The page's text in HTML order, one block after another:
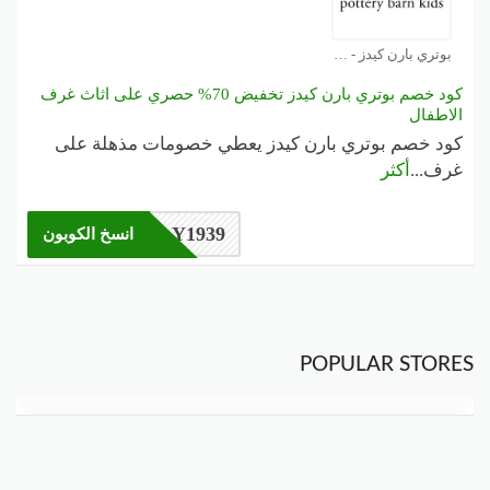
كود خصم بوتري بارن كيدز تخفيض 70% حصري على اثاث غرف
الاطفال
كود خصم بوتري بارن كيدز يعطي خصومات مذهلة على
غرف... أكثر
Y1939 انسخ الكوبون
POPULAR STORES